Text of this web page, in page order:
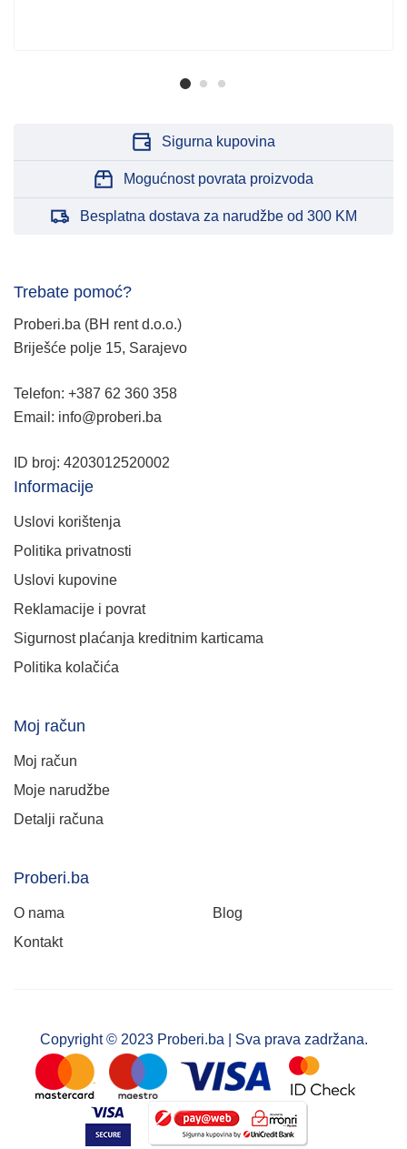
Sigurna kupovina
Mogućnost povrata proizvoda
Besplatna dostava za narudžbe od 300 KM
Trebate pomoć?
Proberi.ba (BH rent d.o.o.)
Briješće polje 15, Sarajevo
Telefon: +387 62 360 358
Email: info@proberi.ba
ID broj: 4203012520002
Informacije
Uslovi korištenja
Politika privatnosti
Uslovi kupovine
Reklamacije i povrat
Sigurnost plaćanja kreditnim karticama
Politika kolačića
Moj račun
Moj račun
Moje narudžbe
Detalji računa
Proberi.ba
O nama
Blog
Kontakt
Copyright © 2023 Proberi.ba | Sva prava zadržana.